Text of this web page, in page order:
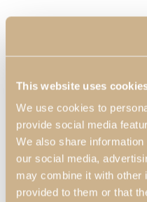
This website uses
We use cookies to
provide social media
We also share
our social media,
may combine it with other
provided to them or that